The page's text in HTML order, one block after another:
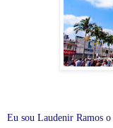
Eu sou Laudenir Ramos o